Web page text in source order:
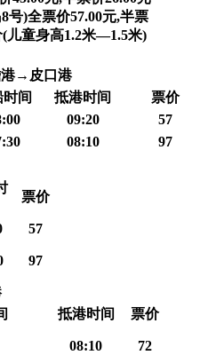
号)全票价57.00元,半票
(儿童身高1.2米—1.5米)
→皮口港
间 抵港时间
票价
09:20
57
08:10
97
票价
57
97
抵港时间
票价
08:10 72